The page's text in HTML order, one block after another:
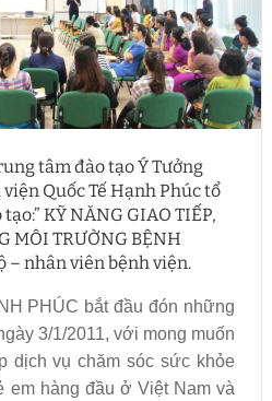
tâm đào tạo Ý Tưởng
Quốc Tế Hạnh Phúc tổ
KỸ NĂNG GIAO TIẾP,
MÔI TRƯỜNG BỆNH
– nhân viên bệnh viện.
PHÚC bắt đầu đón những
3/1/2011, với mong muốn
dịch vụ chăm sóc sức khỏe
em hàng đầu ở Việt Nam và